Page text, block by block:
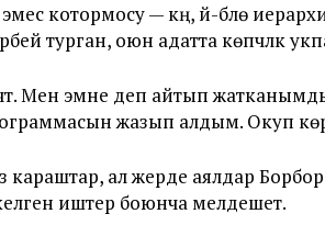
котормосу — күң, үй-бүлө
турган, оюн адатта көпчүлүк
Мен эмне деп айтып
жазып алдым. Окуп
көз караштар, ал жерде аялдар
иштер боюнча мелдешет.